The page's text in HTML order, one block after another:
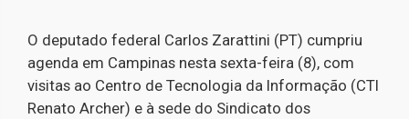
O deputado federal Carlos Zarattini (PT) cumpriu
agenda em Campinas nesta sexta-feira (8), com
visitas ao Centro de Tecnologia da Informação (CTI
Renato Archer) e à sede do Sindicato dos